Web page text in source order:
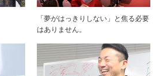
「夢がはっきりしない」と焦る必要
はありません。